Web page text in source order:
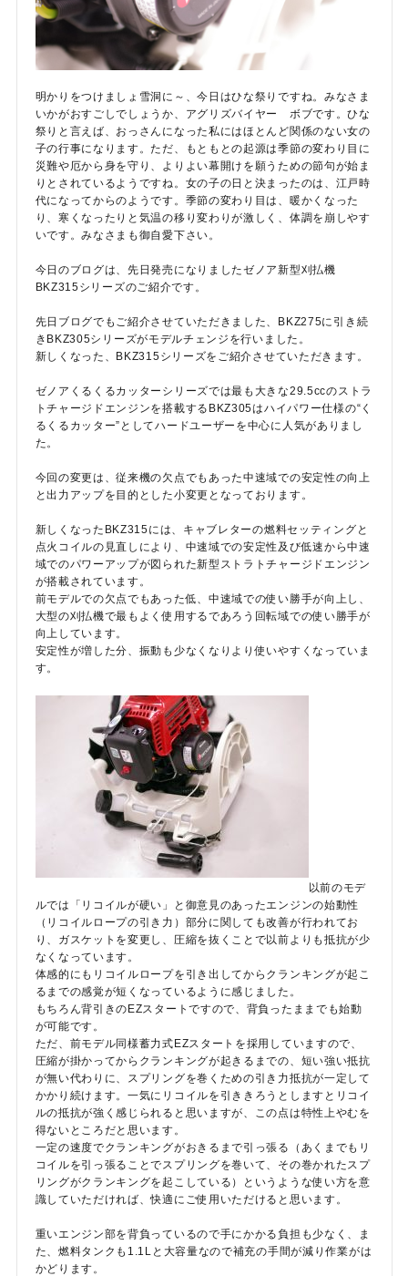
レンタル
ブログ
利用ガイド FAQ
メールでのお問い合わせ
info@agriz.net
0739-72-4532 24時間受付
明かりをつけましょ雪洞に～、今日はひな祭りですね。みなさま
いかがおすごしでしょうか、アグリズバイヤー ボブです。ひな
祭りと言えば、おっさんになった私にはほとんど関係のない女の
子の行事になります。ただ、もともとの起源は季節の変わり目に
災難や厄から身を守り、よりよい幕開けを願うための節句が始ま
りとされているようですね。女の子の日と決まったのは、江戸時
代になってからのようです。季節の変わり目は、暖かくなった
り、寒くなったりと気温の移り変わりが激しく、体調を崩しやす
いです。みなさまも御自愛下さい。
今日のブログは、先日発売になりましたゼノア新型刈払機
BKZ315シリーズのご紹介です。
先日ブログでもご紹介させていただきました、BKZ275に引き続
きBKZ305シリーズがモデルチェンジを行いました。
新しくなった、BKZ315シリーズをご紹介させていただきます。
ゼノアくるくるカッターシリーズでは最も大きな29.5ccのストラ
トチャージドエンジンを搭載するBKZ305はハイパワー仕様の“く
るくるカッター”としてハードユーザーを中心に人気がありまし
た。
今回の変更は、従来機の欠点でもあった中速域での安定性の向上
と出力アップを目的とした小変更となっております。
新しくなったBKZ315には、キャブレターの燃料セッティングと
点火コイルの見直しにより、中速域での安定性及び低速から中速
域でのパワーアップが図られた新型ストラトチャージドエンジン
が搭載されています。
前モデルでの欠点でもあった低、中速域での使い勝手が向上し、
大型の刈払機で最もよく使用するであろう回転域での使い勝手が
向上しています。
安定性が増した分、振動も少なくなりより使いやすくなっていま
す。
以前のモデ
ルでは「リコイルが硬い」と御意見のあったエンジンの始動性
（リコイルロープの引き力）部分に関しても改善が行われてお
り、ガスケットを変更し、圧縮を抜くことで以前よりも抵抗が少
なくなっています。
体感的にもリコイルロープを引き出してからクランキングが起こ
るまでの感覚が短くなっているように感じました。
もちろん背引きのEZスタートですので、背負ったままでも始動
が可能です。
ただ、前モデル同様蓄力式EZスタートを採用していますので、
圧縮が掛かってからクランキングが起きるまでの、短い強い抵抗
が無い代わりに、スプリングを巻くための引き力抵抗が一定して
かかり続けます。一気にリコイルを引ききろうとしますとリコイ
ルの抵抗が強く感じられると思いますが、この点は特性上やむを
得ないところだと思います。
一定の速度でクランキングがおきるまで引っ張る（あくまでもリ
コイルを引っ張ることでスプリングを巻いて、その巻かれたスプ
リングがクランキングを起こしている）というような使い方を意
識していただければ、快適にご使用いただけると思います。
重いエンジン部を背負っているので手にかかる負担も少なく、ま
た、燃料タンクも1.1Lと大容量なので補充の手間が減り作業がは
かどります。